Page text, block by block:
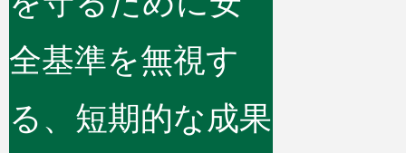
全基準を無視す
る、短期的な成果